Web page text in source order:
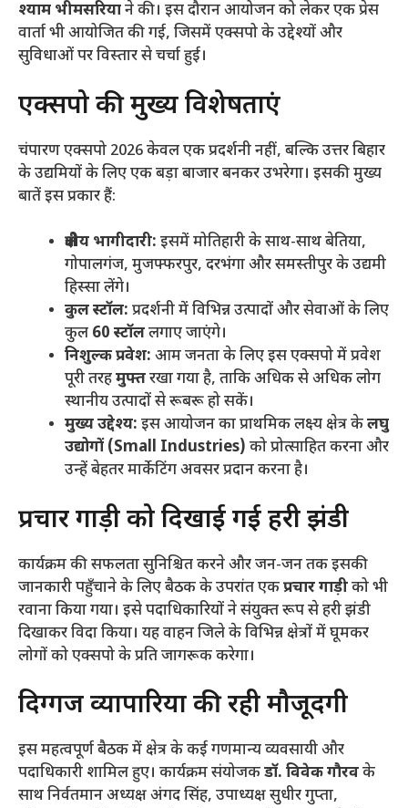
श्याम भीमसरियाने की। इस दौरान आयोजन को लेकर एक प्रेस
वार्ता भी आयोजित की गई, जिसमें एक्सपो के उद्देश्यों और
सुविधाओं पर विस्तार से चर्चा हुई।
​एक्सपो की मुख्य विशेषताएं
​चंपारण एक्सपो 2026 केवल एक प्रदर्शनी नहीं, बल्कि उत्तर बिहार
के उद्यमियों के लिए एक बड़ा बाजार बनकर उभरेगा। इसकी मुख्य
बातें इस प्रकार हैं:
क्षेत्रीय भागीदारी: इसमें मोतिहारी के साथ-साथ बेतिया,
गोपालगंज, मुजफ्फरपुर, दरभंगा और समस्तीपुर के उद्यमी
हिस्सा लेंगे।
कुल स्टॉल: प्रदर्शनी में विभिन्न उत्पादों और सेवाओं के लिए
कुल 60 स्टॉललगाए जाएंगे।
निशुल्क प्रवेश: आम जनता के लिए इस एक्सपो में प्रवेश
पूरी तरहमुफ्तरखा गया है, ताकि अधिक से अधिक लोग
स्थानीय उत्पादों से रूबरू हो सकें।
मुख्य उद्देश्य: इस आयोजन का प्राथमिक लक्ष्य क्षेत्र केलघु
उद्योगों (Small Industries) को प्रोत्साहित करना और
उन्हें बेहतर मार्केटिंग अवसर प्रदान करना है।
​प्रचार गाड़ी को दिखाई गई हरी झंडी
​कार्यक्रम की सफलता सुनिश्चित करने और जन-जन तक इसकी
जानकारी पहुँचाने के लिए बैठक के उपरांत एकप्रचार गाड़ीको भी
रवाना किया गया। इसे पदाधिकारियों ने संयुक्त रूप से हरी झंडी
दिखाकर विदा किया। यह वाहन जिले के विभिन्न क्षेत्रों में घूमकर
लोगों को एक्सपो के प्रति जागरूक करेगा।
​दिग्गज व्यापारियों की रही मौजूदगी
​इस महत्वपूर्ण बैठक में क्षेत्र के कई गणमान्य व्यवसायी और
पदाधिकारी शामिल हुए। कार्यक्रम संयोजकडॉ. विवेक गौरवके
साथ निर्वतमान अध्यक्ष अंगद सिंह, उपाध्यक्ष सुधीर गुप्ता,